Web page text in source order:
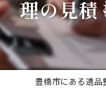
理の見積